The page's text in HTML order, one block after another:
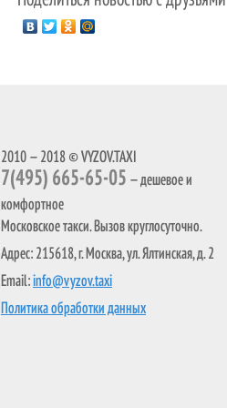
2010 — 2018 © VYZOV.TAXI
7(495) 665-65-05 — дешевое и
комфортное
Московское такси. Вызов круглосуточно.
Адрес: 215618, г. Москва, ул. Ялтинская, д. 2
Email:info@vyzov.taxi
Политика обработки данных